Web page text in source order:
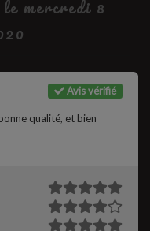
mercredi 8
Avis vérifié
qualité, et bien